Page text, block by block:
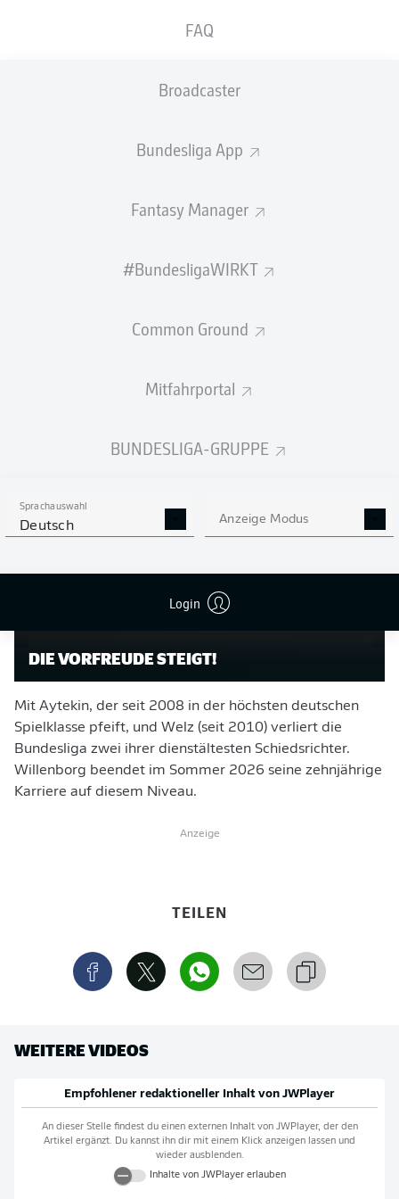
FAQ
Broadcaster
Bundesliga App
Fantasy Manager
#BundesligaWIRKT
Common Ground
Mitfahrportal
BUNDESLIGA-GRUPPE
Sprachauswahl
Deutsch Anzeige Modus
Login
Jahre alten Top-Schiedsrichters, der ebenso wie
wird, verkündete der DFB auf seiner Webseite.
einfache Entscheidung – aber eine sehr überlegte. Ich
Platz stehe", betont der dreimalige "DFB-Schiedsrichter
"Es ist mir wichtig, als Persönlichkeit wahrgenommen zu
Ziel, in der kommenden Saison noch einmal mit voller
eine lange, positive und erfüllte Karriere
meisten Einsätzen in der Bundesliga rangiert.
DIE VORFREUDE STEIGT!
Mit Aytekin, der seit 2008 in der höchsten deutschen
Spielklasse pfeift, und Welz (seit 2010) verliert die
Bundesliga zwei ihrer dienstältesten Schiedsrichter.
Willenborg beendet im Sommer 2026 seine zehnjährige
Karriere auf diesem Niveau.
Anzeige
TEILEN
WEITERE VIDEOS
Empfohlener redaktioneller Inhalt von JWPlayer
An dieser Stelle findest du einen externen Inhalt von JWPlayer, der den
Artikel ergänzt. Du kannst ihn dir mit einem Klick anzeigen lassen und
wieder ausblenden.
Inhalte von JWPlayererlauben